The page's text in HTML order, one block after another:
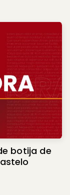
botija de